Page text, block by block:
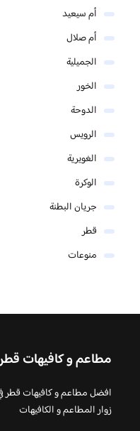
أم سيعيد
أم صلال
الجميلية
الخور
الدوحة
الرويس
الغويرية
الوكرة
جريان البطنة
قطر
منوعات
مطاعم و كافيهات
افضل مطاعم و كافيهات قطر
زوار المطاعم و الكافيهات